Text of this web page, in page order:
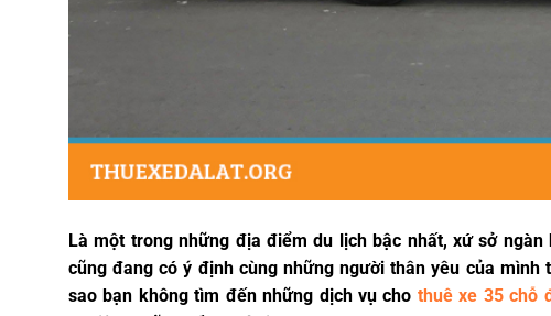
Là một trong những địa điểm du lịch bậc nhất, xứ sở
cũng đang có ý định cùng những người thân yêu của
sao bạn không tìm đến những dịch vụ cho thuê xe 35 chỗ